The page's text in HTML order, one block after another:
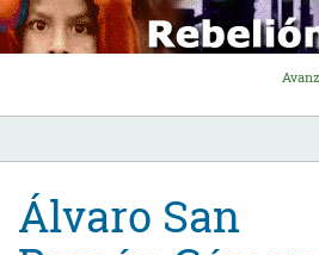
Skip
to
content
Álvaro San